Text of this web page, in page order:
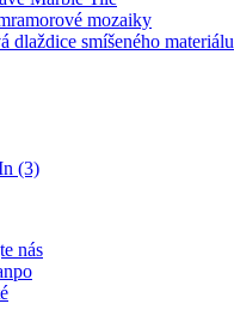
mozaiky
dlaždice smíšeného materiálu
nás